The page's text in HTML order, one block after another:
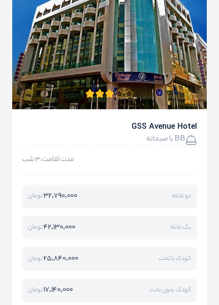
GSS Avenue Hotel
BB با صبحانه
مدت اقامت:3 شب
دو تخته 32,790,000تومان
یک تخته 42,130,000تومان
کودک با تخت 25,840,000تومان
کودک بدون تخت 17,140,000تومان